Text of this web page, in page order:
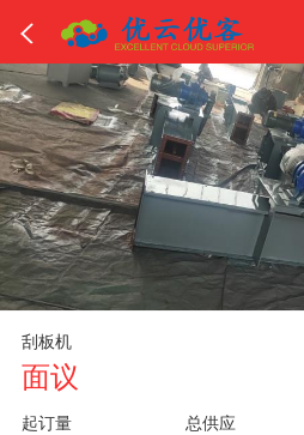
刮板机
面议
起订量 总供应